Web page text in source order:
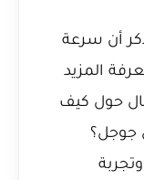
أن سرعة
المزيد
حول كيف
جوجل؟